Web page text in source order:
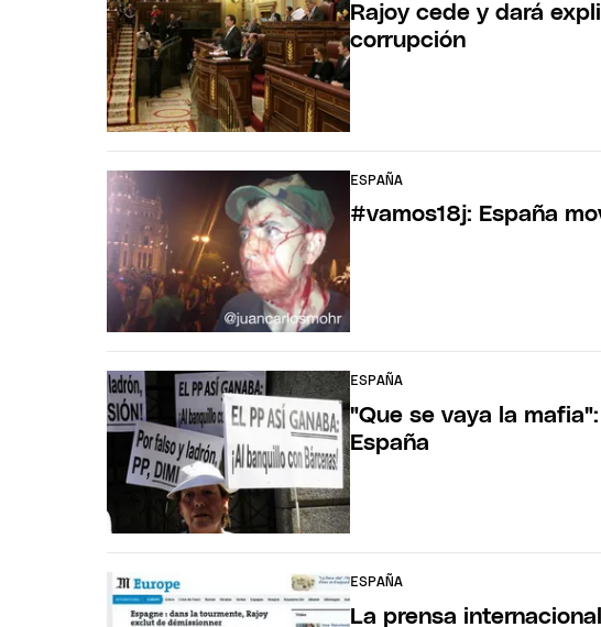
Rajoy cede y dará
corrupción
ESPAÑA
#vamos18j: España
ESPAÑA
"Que se vaya la
España
ESPAÑA
La prensa